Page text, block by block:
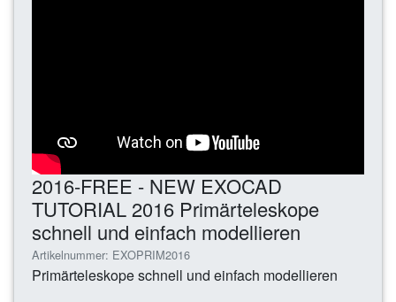
2016-FREE - NEW EXOCAD
TUTORIAL 2016 Primärteleskope
schnell und einfach modellieren
Artikelnummer: EXOPRIM2016
Primärteleskope schnell und einfach modellieren